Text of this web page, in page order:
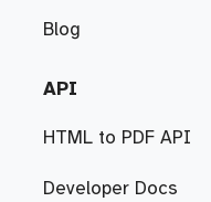
Blog
API
HTML to PDF API
Developer Docs